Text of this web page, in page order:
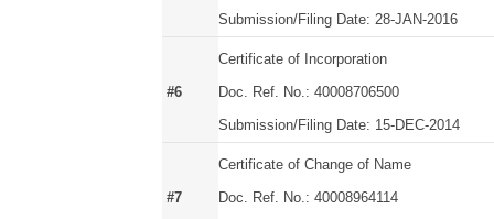
Submission/Filing Date: 28-JAN-2016
#6
Certificate of Incorporation
Doc. Ref. No.: 40008706500
Submission/Filing Date: 15-DEC-2014
#7
Certificate of Change of Name
Doc. Ref. No.: 40008964114